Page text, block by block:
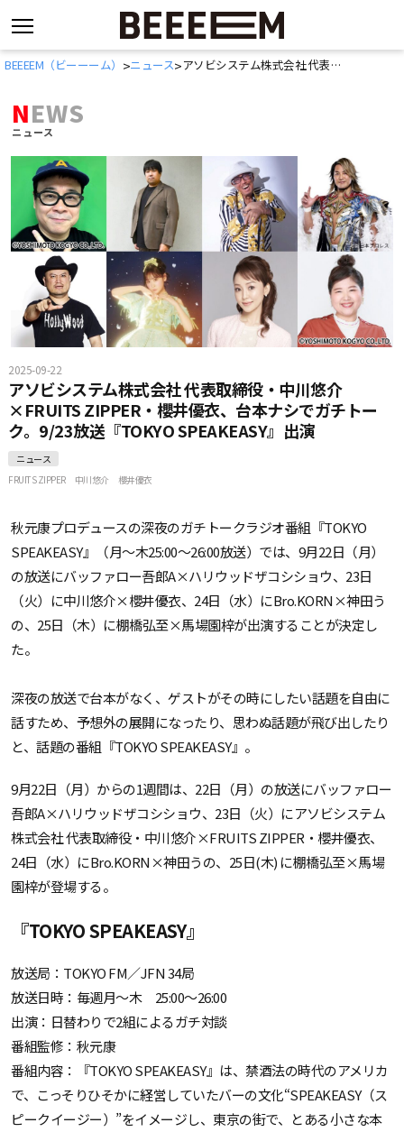
コ
プ
BEEEEM（ビーーーム） >ニュース> アソビシステム株式会社 代表取締役・中川悠介×FRUITS ZIPPER・櫻井優衣、台本ナシでガチトーク。9/23放送『TOKYO SPEAKEASY』出演
NEWS
ニュース
2025-09-22
アソビシステム株式会社 代表取締役・中川悠介
×FRUITS ZIPPER・櫻井優衣、台本ナシでガチトー
ク。9/23放送『TOKYO SPEAKEASY』出演
ニュース
FRUITS ZIPPER
中川悠介 櫻井優衣
秋元康プロデュースの深夜のガチトークラジオ番組『TOKYO
SPEAKEASY』（月～木25:00～26:00放送）では、9月22日（月）
の放送にバッファロー吾郎A×ハリウッドザコシショウ、23日
（火）に中川悠介×櫻井優衣、24日（水）にBro.KORN×神田う
の、25日（木）に棚橋弘至×馬場園梓が出演することが決定し
た。
深夜の放送で台本がなく、ゲストがその時にしたい話題を自由に
話すため、予想外の展開になったり、思わぬ話題が飛び出したり
と、話題の番組『TOKYO SPEAKEASY』。
9月22日（月）からの1週間は、22日（月）の放送にバッファロー
吾郎A×ハリウッドザコシショウ、23日（火）にアソビシステム
株式会社 代表取締役・中川悠介×FRUITS ZIPPER・櫻井優衣、
24日（水）にBro.KORN×神田うの、25日(木) に棚橋弘至×馬場
園梓が登場する。
『TOKYO SPEAKEASY』
放送局：TOKYO FM／JFN 34局
放送日時：毎週月～木 25:00～26:00
出演：日替わりで2組によるガチ対談
番組監修：秋元康
番組内容：『TOKYO SPEAKEASY』は、禁酒法の時代のアメリカ
で、こっそりひそかに経営していたバーの文化“SPEAKEASY（ス
ピークイージー）”をイメージし、東京の街で、とある小さな本